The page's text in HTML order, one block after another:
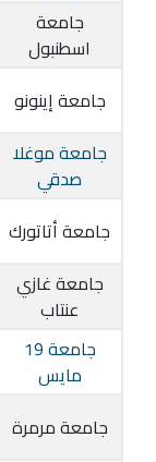
جامعة
اسطنبول
جامعة إينونو
جامعة موغلا
صدقي
جامعة أتاتورك
جامعة غازي
عنتاب
جامعة 19
مايس
جامعة مرمرة